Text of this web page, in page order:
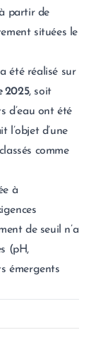
partir de
situées le
été réalisé sur
2025, soit
d’eau ont été
l’objet d’une
comme
à
de seuil n’a
(pH,
émergents